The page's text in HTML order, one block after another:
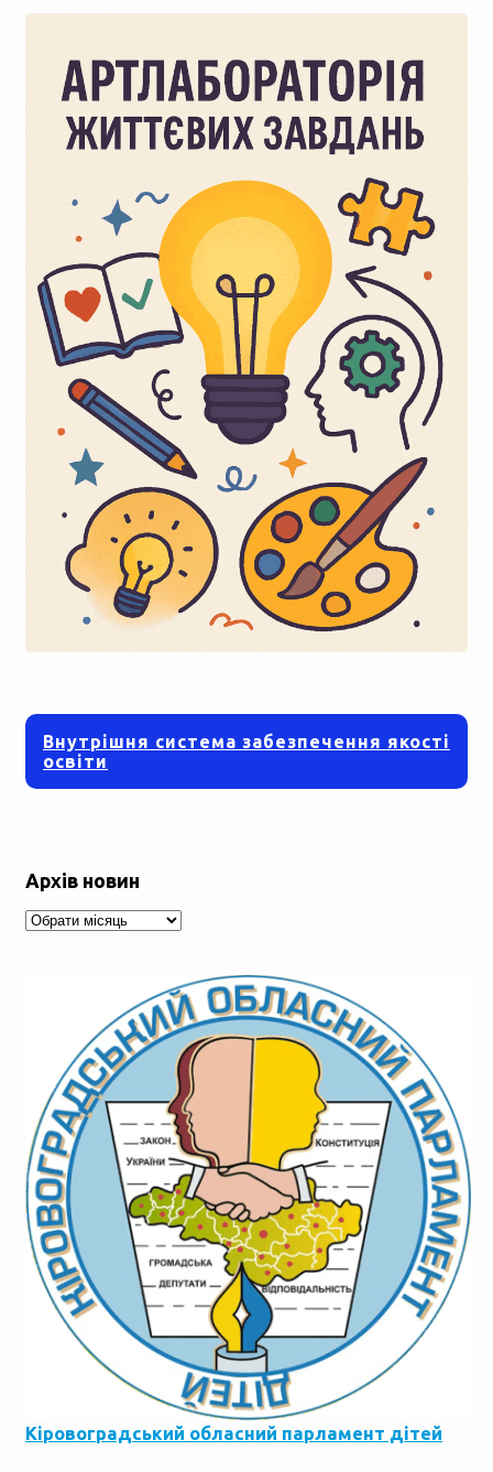
Внутрішня система забезпечення якості
освіти
Архів новин
Архів
новин
Кіровоградський обласний парламент дітей